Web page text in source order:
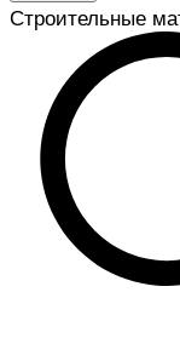
Строительные